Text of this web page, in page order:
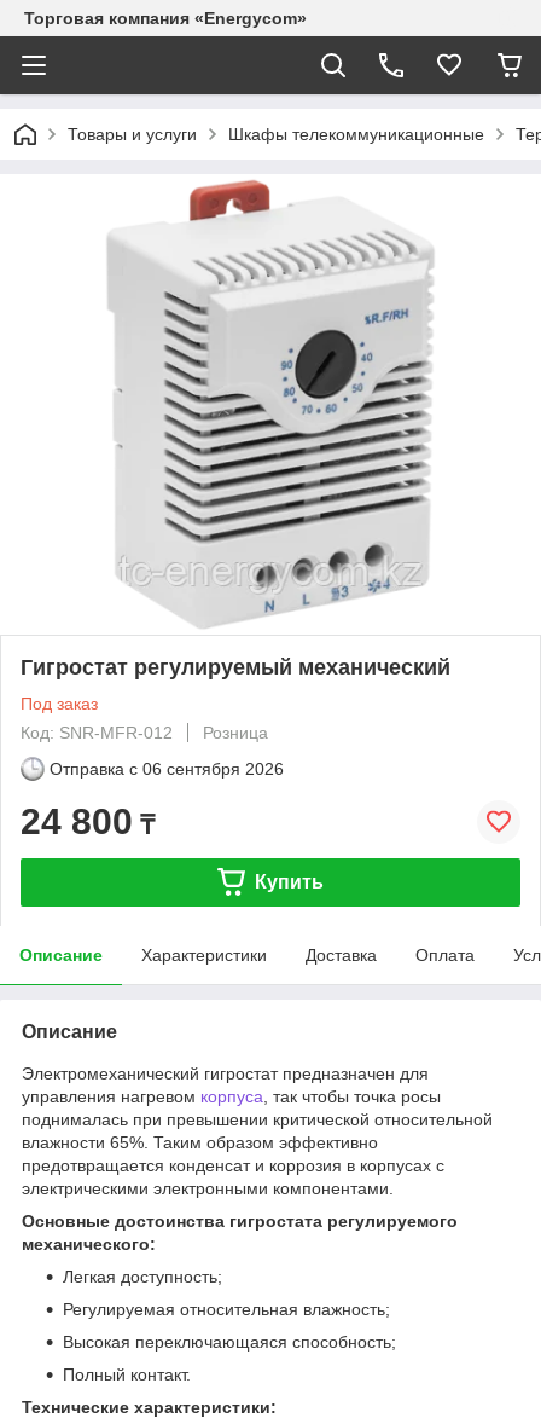
Торговая компания «Energycom»
Товары и услуги Шкафы телекоммуникационные
Гигростат регулируемый механический
Под заказ
Код: SNR-MFR-012
Розница
Отправка с 06 сентября 2026
24 800 ₸
Купить
Описание Характеристики Доставка Оплата
Описание
Электромеханический гигростат предназначен для
управления нагревом корпуса , так чтобы точка росы
поднималась при превышении критической относительной
влажности 65%. Таким образом эффективно
предотвращается конденсат и коррозия в корпусах с
электрическими электронными компонентами.
Основные достоинства гигростата регулируемого
механического:
Легкая доступность;
Регулируемая относительная влажность;
Высокая переключающаяся способность;
Полный контакт.
Технические характеристики: